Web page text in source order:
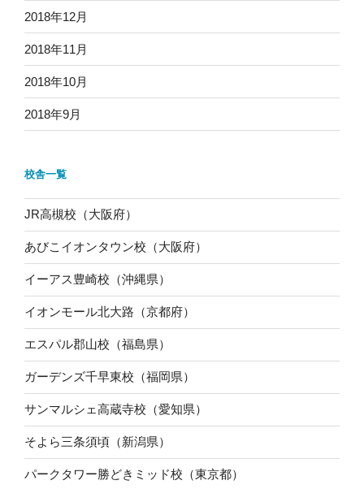
2018年12月
2018年11月
2018年10月
2018年9月
校舎一覧
JR高槻校（大阪府）
あびこイオンタウン校（大阪府）
イーアス豊崎校（沖縄県）
イオンモール北大路（京都府）
エスパル郡山校（福島県）
ガーデンズ千早東校（福岡県）
サンマルシェ高蔵寺校（愛知県）
そよら三条須頃（新潟県）
パークタワー勝どきミッド校（東京都）